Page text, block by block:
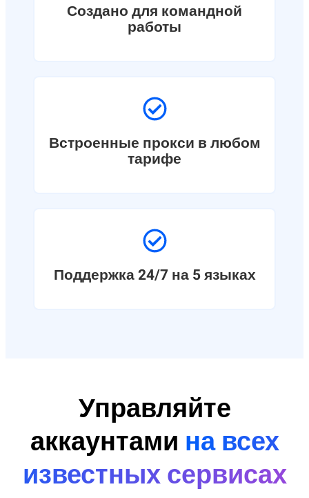
Создано для командной
работы
Встроенные прокси в любом
тарифе
Поддержка 24/7 на 5 языках
Управляйте
аккаунтами на всех
известных сервисах